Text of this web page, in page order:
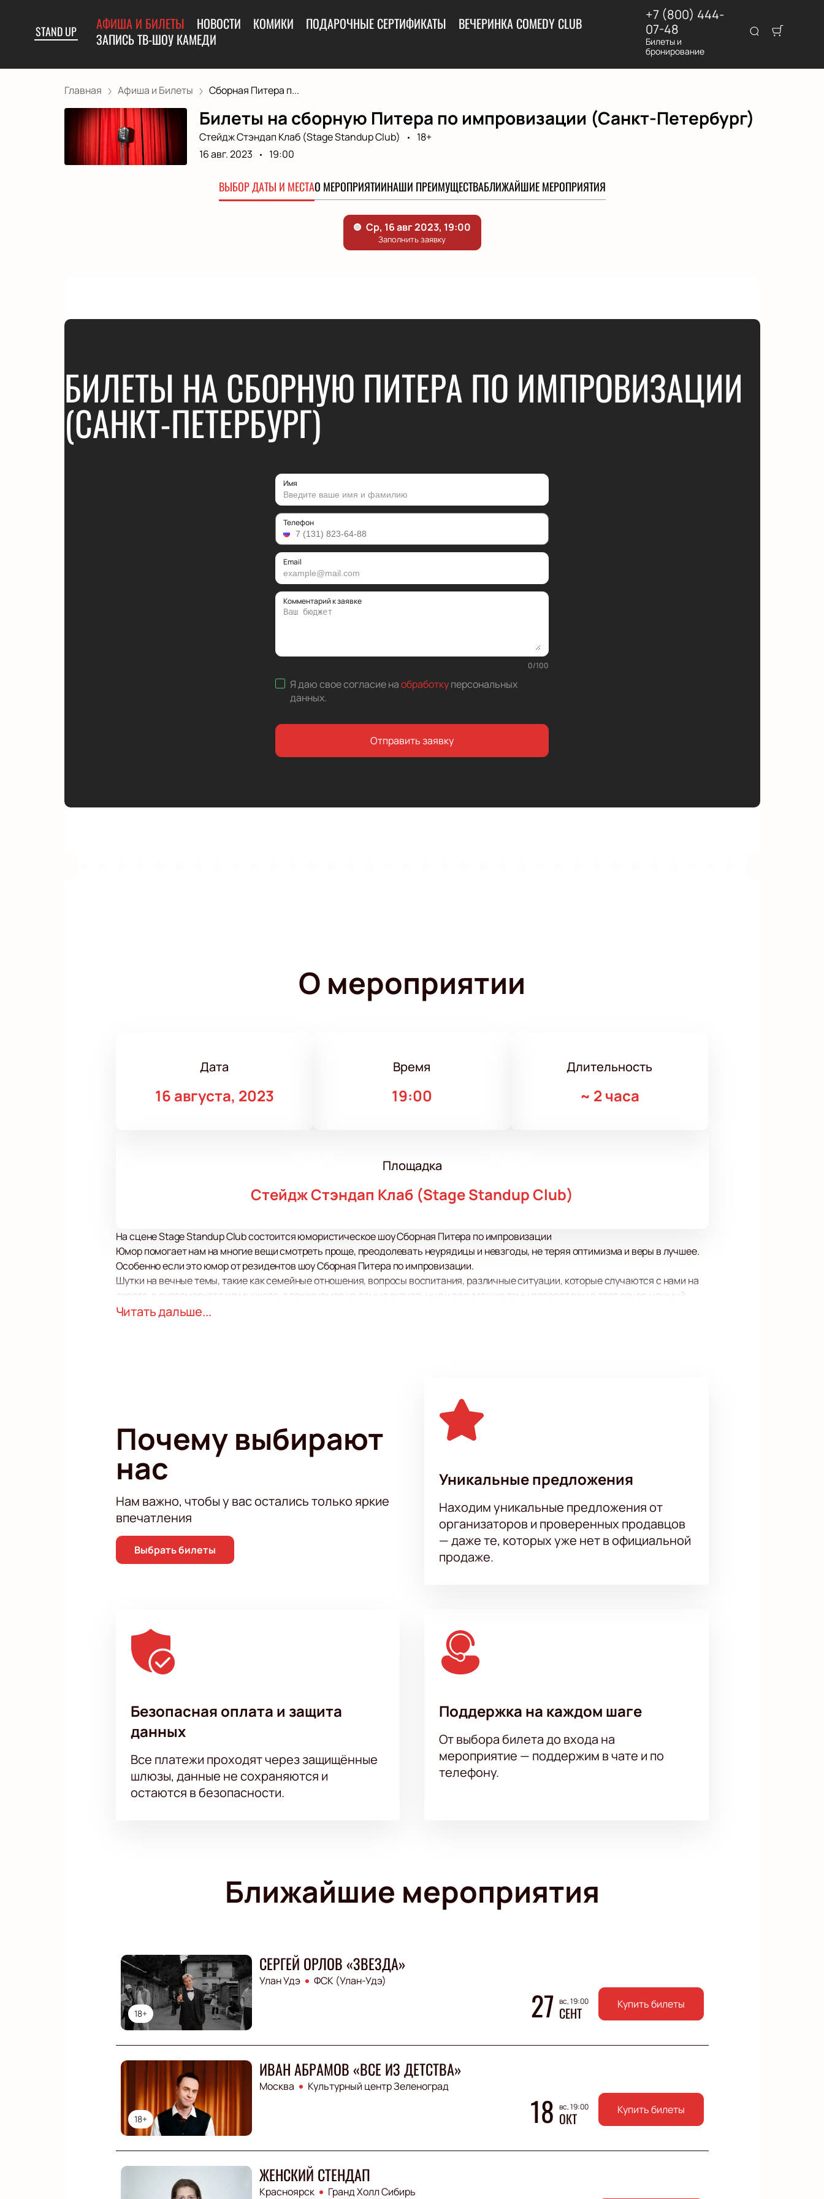
STAND UP АФИША И БИЛЕТЫ НОВОСТИ КОМИКИ ПОДАРОЧНЫЕ СЕРТИФИКАТЫ
ВЕЧЕРИНКА COMEDY CLUB
ЗАПИСЬ ТВ-ШОУ КАМЕДИ
+7 (800) 444-
07-48
Билеты и
бронирование
Главная Афиша и Билеты Сборная Питера п...
Билеты на сборную Питера по импровизации (Санкт-Петербург)
Стейдж Стэндап Клаб (Stage Standup Club)
18+
16 авг. 2023
19:00
ВЫБОР ДАТЫ И МЕСТАО МЕРОПРИЯТИИНАШИ ПРЕИМУЩЕСТВАБЛИЖАЙШИЕ МЕРОПРИЯТИЯ
БИЛЕТЫ НА СБОРНУЮ ПИТЕРА ПО ИМПРОВИЗАЦИИ
(САНКТ-ПЕТЕРБУРГ)
Имя
Телефон
Email
Комментарий к заявке
0/100
Я даю свое согласие наобработкуперсональных
данных.
Отправить заявку
О мероприятии
Дата
16 августа, 2023
Время
19:00
Длительность
~ 2 часа
Площадка
Стейдж Стэндап Клаб (Stage Standup Club)
На сцене Stage Standup Club состоится юмористическое шоу Сборная Питера по импровизации
Юмор помогает нам на многие вещи смотреть проще, преодолевать неурядицы и невзгоды, не теряя оптимизма и веры в лучшее.
Особенно если это юмор от резидентов шоу Сборная Питера по импровизации.
Шутки на вечные темы, такие как семейные отношения, вопросы воспитания, различные ситуации, которые случаются с нами на
дороге, в супермаркете или в школе, а также юмор на самые актуальные и волнующие темы подарят вам в этот вечер мощный
заряд прекрасного настроения.
Читать дальше...
Почему выбирают
нас
Нам важно, чтобы у вас остались только яркие
впечатления
Выбрать билеты
Уникальные предложения
Находим уникальные предложения от
организаторов и проверенных продавцов
— даже те, которых уже нет в официальной
продаже.
Безопасная оплата и защита
данных
Все платежи проходят через защищённые
шлюзы, данные не сохраняются и
остаются в безопасности.
Поддержка на каждом шаге
От выбора билета до входа на
мероприятие — поддержим в чате и по
телефону.
Ближайшие мероприятия
18+
СЕРГЕЙ ОРЛОВ «ЗВЕЗДА»
Улан Удэ ФСК (Улан-Удэ)
27 вс, 19:00
СЕНТ Купить билеты
18+
ИВАН АБРАМОВ «ВСЕ ИЗ ДЕТСТВА»
Москва Культурный центр Зеленоград
18 вс, 19:00
ОКТ Купить билеты
ЖЕНСКИЙ СТЕНДАП
Красноярск Гранд Холл Сибирь